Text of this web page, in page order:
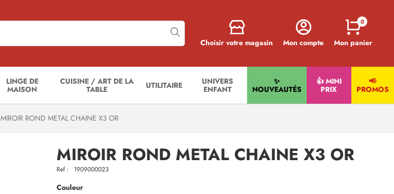
Choisir votre magasin Mon compte Mon panier
0
LINGE DE
MAISON
CUISINE / ART DE LA
TABLE
UTILITAIRE
UNIVERS
ENFANT
✨
NOUVEAUTÉS
👍 MINI
PRIX
📢
PROMOS
MIROIR ROND METAL CHAINE X3 OR
MIROIR ROND METAL CHAINE X3 OR
Ref : 1909000023
Couleur